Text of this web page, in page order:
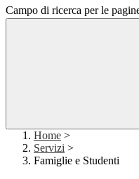
Campo di ricerca per le
Home >
Servizi >
Famiglie e Studenti